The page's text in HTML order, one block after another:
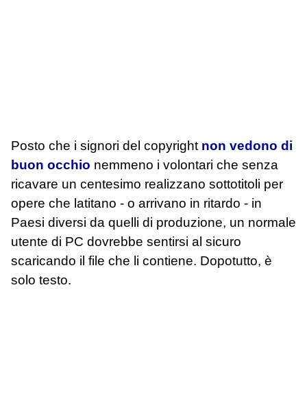
Posto che i signori del copyright non vedono di
buon occhio nemmeno i volontari che senza
ricavare un centesimo realizzano sottotitoli per
opere che latitano - o arrivano in ritardo - in
Paesi diversi da quelli di produzione, un normale
utente di PC dovrebbe sentirsi al sicuro
scaricando il file che li contiene. Dopotutto, è
solo testo.